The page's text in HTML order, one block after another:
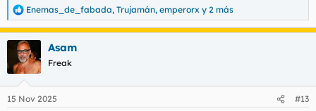
R
e
a
i
e
Enemas_de_fabada, Trujamán, emperorx y 2 más
Asam
Freak
15 Nov 2025 #13